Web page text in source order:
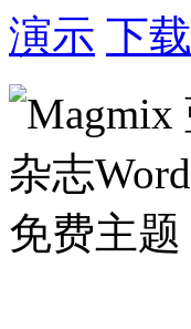
演示 下载